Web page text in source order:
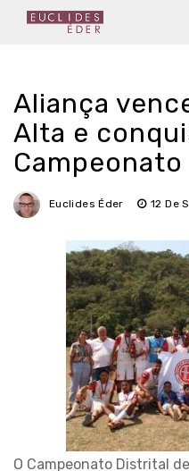
Aliança
Alta e
Euclides Éder 12 De
O Campeonato Distrital